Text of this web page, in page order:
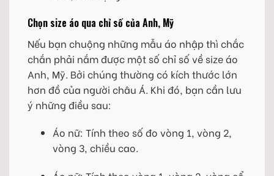
Chọn size áo qua chỉ số của Anh, Mỹ
Nếu bạn chuộng những mẫu áo nhập thì chắc
chắn phải nắm được một số chỉ số về size áo
Anh, Mỹ. Bởi chúng thường có kích thước lớn
hơn đồ của người châu Á. Khi đó, bạn cần lưu
ý những điều sau:
Áo nữ: Tính theo số đo vòng 1, vòng 2,
vòng 3, chiều cao.